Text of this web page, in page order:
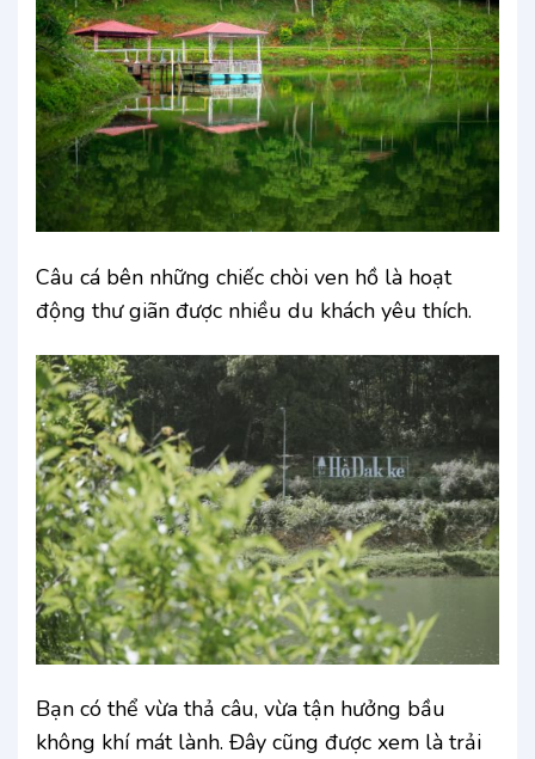
Câu cá bên những chiếc chòi ven hồ là hoạt
động thư giãn được nhiều du khách yêu thích.
Bạn có thể vừa thả câu, vừa tận hưởng bầu
không khí mát lành. Đây cũng được xem là trải